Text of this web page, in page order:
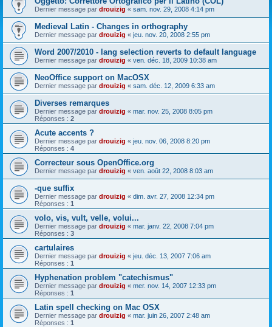
Dernier message par drouizig « sam. nov. 29, 2008 4:14 pm
Medieval Latin - Changes in orthography
Dernier message par drouizig « jeu. nov. 20, 2008 2:55 pm
Word 2007/2010 - lang selection reverts to default language
Dernier message par drouizig « ven. déc. 18, 2009 10:38 am
NeoOffice support on MacOSX
Dernier message par drouizig « sam. déc. 12, 2009 6:33 am
Diverses remarques
Dernier message par drouizig « mar. nov. 25, 2008 8:05 pm
Réponses : 2
Acute accents ?
Dernier message par drouizig « jeu. nov. 06, 2008 8:20 pm
Réponses : 4
Correcteur sous OpenOffice.org
Dernier message par drouizig « ven. août 22, 2008 8:03 am
-que suffix
Dernier message par drouizig « dim. avr. 27, 2008 12:34 pm
Réponses : 1
volo, vis, vult, velle, volui...
Dernier message par drouizig « mar. janv. 22, 2008 7:04 pm
Réponses : 3
cartulaires
Dernier message par drouizig « jeu. déc. 13, 2007 7:06 am
Réponses : 1
Hyphenation problem "catechismus"
Dernier message par drouizig « mer. nov. 14, 2007 12:33 pm
Réponses : 1
Latin spell checking on Mac OSX
Dernier message par drouizig « mar. juin 26, 2007 2:48 am
Réponses : 1